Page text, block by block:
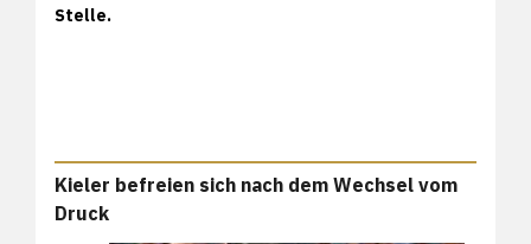
Stelle.
Kieler befreien sich nach dem Wechsel vom
Druck